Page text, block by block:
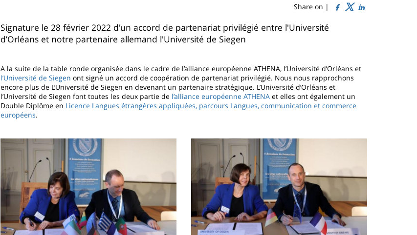
Share on |
Contenu
de
la
page
principale
Signature le 28 février 2022 d'un accord de partenariat privilégié entre l'Université
d’Orléans et notre partenaire allemand l'Université de Siegen
A la suite de la table ronde organisée dans le cadre de l’alliance européenne ATHENA, l’Université d’Orléans et
l’Université de Siegen ont signé un accord de coopération de partenariat privilégié. Nous nous rapprochons
encore plus de L’Université de Siegen en devenant un partenaire stratégique. L’Université d’Orléans et
l’Université de Siegen font toutes les deux partie de l’alliance européenne ATHENAet elles ont également un
Double Diplôme en Licence Langues étrangères appliquées, parcours Langues, communication et commerce
européens.
Imagen Imagen